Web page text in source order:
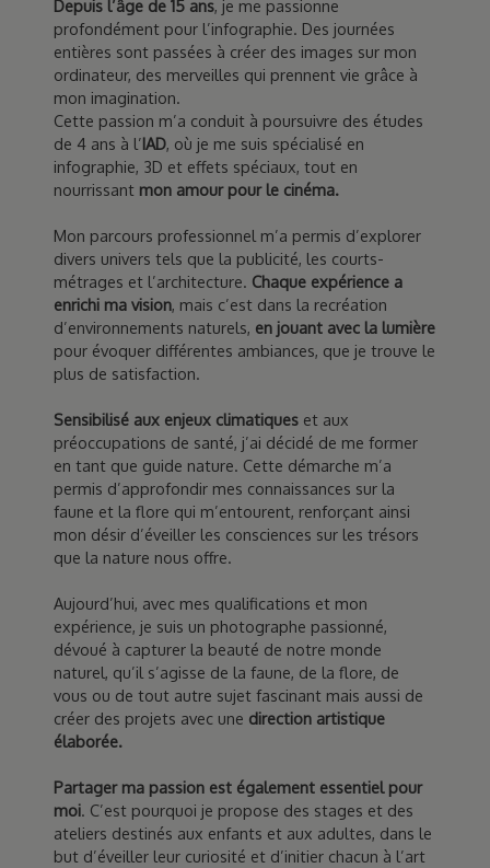
Depuis l’âge de 15 ans, je me passionne
profondément pour l’infographie. Des journées
entières sont passées à créer des images sur mon
ordinateur, des merveilles qui prennent vie grâce à
mon imagination.
Cette passion m’a conduit à poursuivre des études
de 4 ans à l’IAD, où je me suis spécialisé en
infographie, 3D et effets spéciaux, tout en
nourrissant mon amour pour le cinéma.
Mon parcours professionnel m’a permis d’explorer
divers univers tels que la publicité, les courts-
métrages et l’architecture. Chaque expérience a
enrichi ma vision, mais c’est dans la recréation
d’environnements naturels, en jouant avec la lumière
pour évoquer différentes ambiances, que je trouve le
plus de satisfaction.
Sensibilisé aux enjeux climatiques et aux
préoccupations de santé, j’ai décidé de me former
en tant que guide nature. Cette démarche m’a
permis d’approfondir mes connaissances sur la
faune et la flore qui m’entourent, renforçant ainsi
mon désir d’éveiller les consciences sur les trésors
que la nature nous offre.
Aujourd’hui, avec mes qualifications et mon
expérience, je suis un photographe passionné,
dévoué à capturer la beauté de notre monde
naturel, qu’il s’agisse de la faune, de la flore, de
vous ou de tout autre sujet fascinant mais aussi de
créer des projets avec une direction artistique
élaborée.
Partager ma passion est également essentiel pour
moi. C’est pourquoi je propose des stages et des
ateliers destinés aux enfants et aux adultes, dans le
but d’éveiller leur curiosité et d’initier chacun à l’art